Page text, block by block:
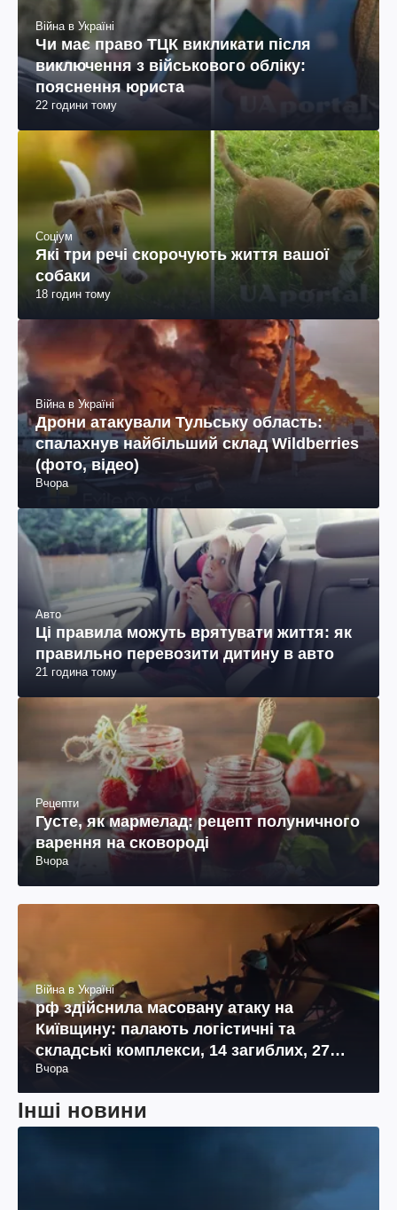
Війна в Україні
Чи має право ТЦК викликати після
виключення з військового обліку:
пояснення юриста
22 години тому
Соціум
Які три речі скорочують життя вашої
собаки
18 годин тому
Війна в Україні
Дрони атакували Тульську область:
спалахнув найбільший склад Wildberries
(фото, відео)
Вчора
Авто
Ці правила можуть врятувати життя: як
правильно перевозити дитину в авто
21 година тому
Рецепти
Густе, як мармелад: рецепт полуничного
варення на сковороді
Вчора
Війна в Україні
рф здійснила масовану атаку на
Київщину: палають логістичні та
складські комплекси, 14 загиблих, 27
поранених (фото, відео)
Вчора
Інші новини